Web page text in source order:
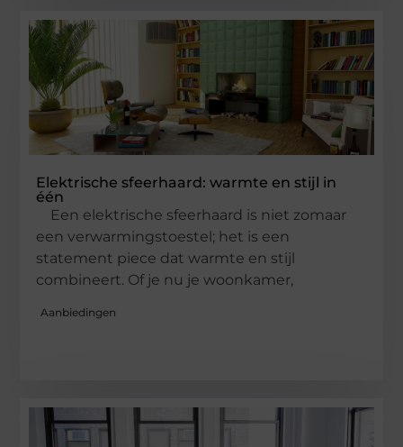
Elektrische sfeerhaard: warmte en stijl in
één
Een elektrische sfeerhaard is niet zomaar
een verwarmingstoestel; het is een
statement piece dat warmte en stijl
combineert. Of je nu je woonkamer,
Aanbiedingen